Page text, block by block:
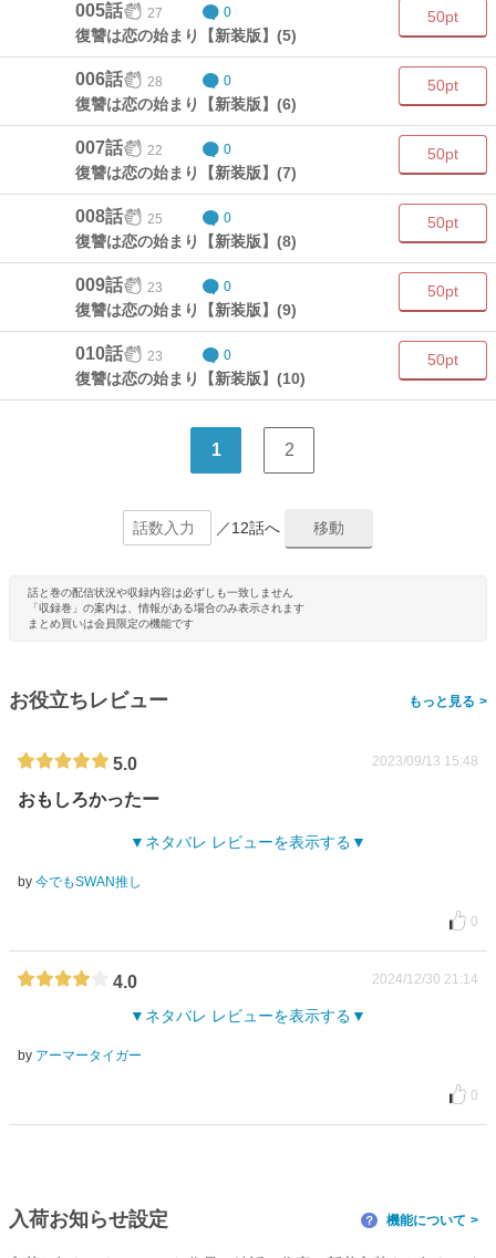
005話 27 0
復讐は恋の始まり【新装版】(5)
50pt
006話 28 0
復讐は恋の始まり【新装版】(6)
50pt
007話 22 0
復讐は恋の始まり【新装版】(7)
50pt
008話 25 0
復讐は恋の始まり【新装版】(8)
50pt
009話 23 0
復讐は恋の始まり【新装版】(9)
50pt
010話 23 0
復讐は恋の始まり【新装版】(10)
50pt
1 2
／12話へ
話と巻の配信状況や収録内容は必ずしも一致しません
「収録巻」の案内は、情報がある場合のみ表示されます
まとめ買いは会員限定の機能です
お役立ちレビュー >
5.0 2023/09/13 15:48
おもしろかったー
ネタバレ レビューを表示する
by 今でもSWAN推し
0
4.0 2024/12/30 21:14
ネタバレ レビューを表示する
by アーマータイガー
0
入荷お知らせ設定 ？ 機能について